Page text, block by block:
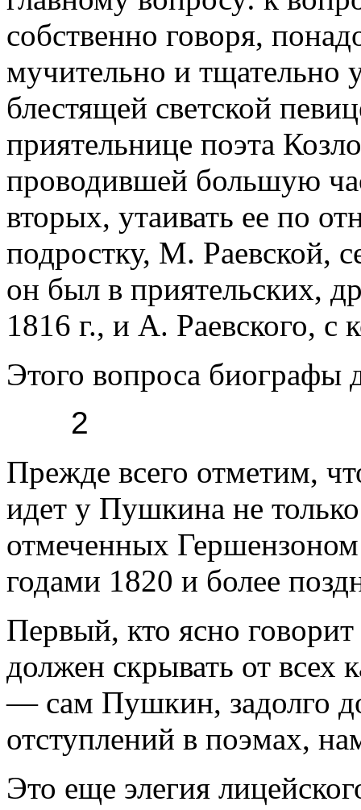
собственно говоря,
мучительно и тщательно
блестящей светской
приятельнице поэта
проводившей большую
вторых, утаивать ее по
подростку, М. Раевской,
он был в приятельских,
1816 г., и А. Раевского, с
Этого вопроса биографы
2
Прежде всего отметим,
идет у Пушкина не
отмеченных
годами 1820 и более
Первый, кто ясно
должен скрывать от
— сам Пушкин, задолго
отступлений в поэмах,
Это еще элегия